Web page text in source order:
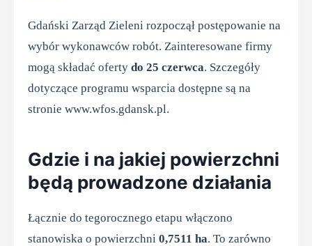
Gdański Zarząd Zieleni rozpoczął postępowanie na
wybór wykonawców robót. Zainteresowane firmy
mogą składać oferty do 25 czerwca. Szczegóły
dotyczące programu wsparcia dostępne są na
stronie www.wfos.gdansk.pl.
Gdzie i na jakiej powierzchni
będą prowadzone działania
Łącznie do tegorocznego etapu włączono
stanowiska o powierzchni 0,7511 ha. To zarówno